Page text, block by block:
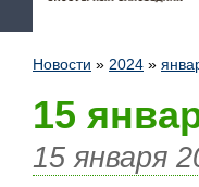
Новости » 2024 »
15
15 января